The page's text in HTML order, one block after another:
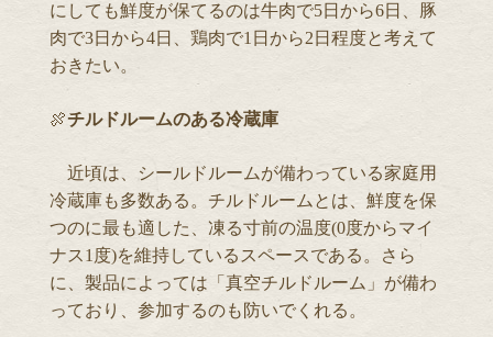
にしても鮮度が保てるのは牛肉で5日から6日、豚
肉で3日から4日、鶏肉で1日から2日程度と考えて
おきたい。
🍖チルドルームのある冷蔵庫
近頃は、シールドルームが備わっている家庭用
冷蔵庫も多数ある。チルドルームとは、鮮度を保
つのに最も適した、凍る寸前の温度(0度からマイ
ナス1度)を維持しているスペースである。さら
に、製品によっては「真空チルドルーム」が備わ
っており、参加するのも防いでくれる。